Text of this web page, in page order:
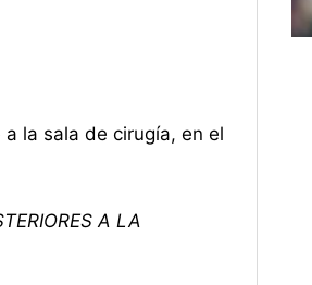
la sala de cirugía, en el
A LA